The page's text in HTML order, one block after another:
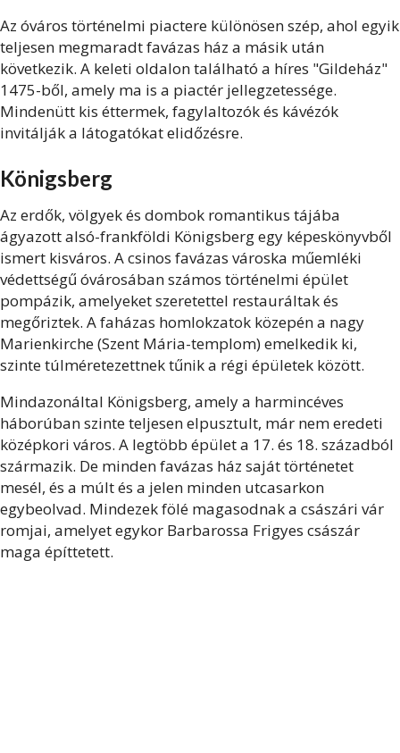
Az óváros történelmi piactere különösen szép, ahol egyik
teljesen megmaradt favázas ház a másik után
következik. A keleti oldalon található a híres "Gildeház"
1475-ből, amely ma is a piactér jellegzetessége.
Mindenütt kis éttermek, fagylaltozók és kávézók
invitálják a látogatókat elidőzésre.
Königsberg
Az erdők, völgyek és dombok romantikus tájába
ágyazott alsó-frankföldi Königsberg egy képeskönyvből
ismert kisváros. A csinos favázas városka műemléki
védettségű óvárosában számos történelmi épület
pompázik, amelyeket szeretettel restauráltak és
megőriztek. A faházas homlokzatok közepén a nagy
Marienkirche (Szent Mária-templom) emelkedik ki,
szinte túlméretezettnek tűnik a régi épületek között.
Mindazonáltal Königsberg, amely a harmincéves
háborúban szinte teljesen elpusztult, már nem eredeti
középkori város. A legtöbb épület a 17. és 18. századból
származik. De minden favázas ház saját történetet
mesél, és a múlt és a jelen minden utcasarkon
egybeolvad. Mindezek fölé magasodnak a császári vár
romjai, amelyet egykor Barbarossa Frigyes császár
maga építtetett.